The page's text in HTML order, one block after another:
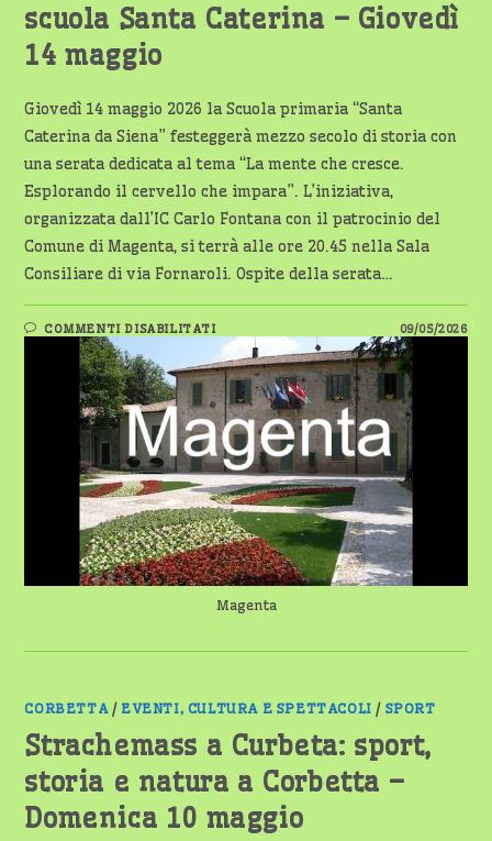
scuola Santa Caterina – Giovedì
14 maggio
Giovedì 14 maggio 2026 la Scuola primaria “Santa
Caterina da Siena” festeggerà mezzo secolo di storia con
una serata dedicata al tema “La mente che cresce.
Esplorando il cervello che impara”. L’iniziativa,
organizzata dall’IC Carlo Fontana con il patrocinio del
Comune di Magenta, si terrà alle ore 20.45 nella Sala
Consiliare di via Fornaroli. Ospite della serata…
COMMENTI DISABILITATISU
MAGENTA
CELEBRA
I
50
ANNI
DELLA
SCUOLA
SANTA
CATERINA
–
GIOVEDÌ
14
MAGGIO
09/05/2026
Magenta
CORBETTA/ EVENTI, CULTURA E SPETTACOLI / SPORT
Strachemass a Curbeta: sport,
storia e natura a Corbetta –
Domenica 10 maggio